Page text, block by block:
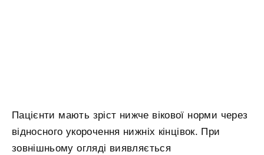
Пацієнти мають зріст нижче вікової норми через
відносного укорочення нижніх кінцівок. При
зовнішньому огляді виявляється